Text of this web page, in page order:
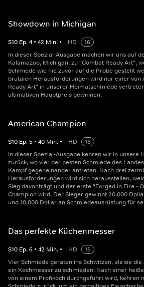
Showdown in Michigan
S10 Ep.4 • 42 Min. • HD
16
In dieser Spezial-Ausgabe machen wir uns auf
Kalamazoo, Michigan, zu "Combat Ready Art",
Schmiede wie nie zuvor auf die Probe gestellt
brutalen Herausforderungen wird nur einer von
Ready Art" in unserer Heimatschmiede
ultimativen Hauptpreis gewinnen.
American Champion
S10 Ep.5 • 40 Min. • HD
16
In dieser Spezial-Ausgabe kehren wir in unsere
zurück, wo vier der besten Schmiede des
Kampf gegeneinander antreten. Nach drei
Herausforderungen wird sich herausstellen,
Sieg davonträgt und der erste "Forged in Fire -
Champion wird. Der Sieger gewinnt 20.000
und 10.000 Dollar an Schmiedeausrüstung für
Das perfekte Küchenmesser
S10 Ep.6 • 42 Min. • HD
16
Vier Schmiede geraten ins Schwitzen, als sie
ein Kochmesser zu schmieden. Nach einer
von einem Profikoch durchgeführt wird, kehren